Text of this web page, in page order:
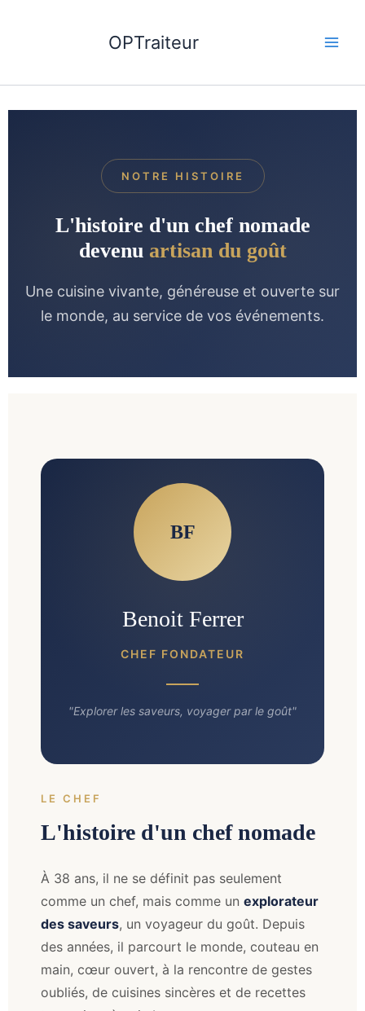
OPTraiteur
NOTRE HISTOIRE
L'histoire d'un chef nomade
devenu artisan du goût
Une cuisine vivante, généreuse et ouverte sur
le monde, au service de vos événements.
BF
Benoit Ferrer
CHEF FONDATEUR
"Explorer les saveurs, voyager par le goût"
LE CHEF
L'histoire d'un chef nomade
À 38 ans, il ne se définit pas seulement
comme un chef, mais comme un explorateur
des saveurs, un voyageur du goût. Depuis
des années, il parcourt le monde, couteau en
main, cœur ouvert, à la rencontre de gestes
oubliés, de cuisines sincères et de recettes